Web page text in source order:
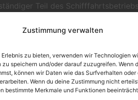
Zustimmung verwalten
Erlebnis zu bieten, verwenden wir Technologien
speichern und/oder darauf zuzugreifen. Wenn
können wir Daten wie das Surfverhalten oder
Wenn du deine Zustimmung nicht
bestimmte Merkmale und Funktionen
Teil des
des Finanzgerichts in
in denen ein
den Kindergeldanspruch